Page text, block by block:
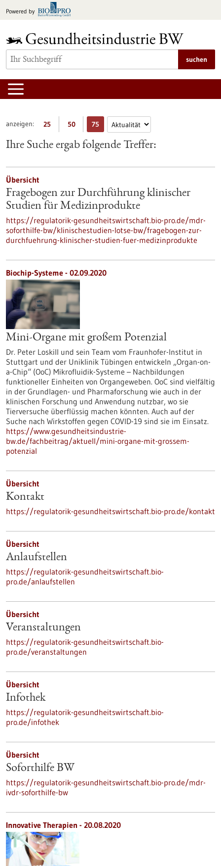
Inhalt
Powered by
suchen
anzeigen: 25 50 75
Ihre Suche ergab folgende Treffer:
Übersicht
Fragebogen zur Durchführung klinischer
Studien für Medizinprodukte
https://regulatorik-gesundheitswirtschaft.bio-pro.de/mdr-
soforthilfe-bw/klinischestudien-lotse-bw/fragebogen-zur-
durchfuehrung-klinischer-studien-fuer-medizinprodukte
Biochip-Systeme - 02.09.2020
Mini-Organe mit großem Potenzial
Dr. Peter Loskill und sein Team vom Fraunhofer-Institut in
Stuttgart und der Uniklinik Tübingen entwickeln „Organ-on-
a-Chip“ (OoC) Mikrofluidik-Systeme – Nachbildungen
funktioneller Einheiten von Organgeweben. OoC sind vielfältig
in der Grundlagen- und Pharmaforschung wie auch in der
klinischen Forschung und Anwendung nutzbar, wo sie
Tierversuche überflüssig machen könnten. Auch auf der
Suche nach Wirkstoffen gegen COVID-19 sind sie im Einsatz.
https://www.gesundheitsindustrie-
bw.de/fachbeitrag/aktuell/mini-organe-mit-grossem-
potenzial
Übersicht
Kontakt
https://regulatorik-gesundheitswirtschaft.bio-pro.de/kontakt
Übersicht
Anlaufstellen
https://regulatorik-gesundheitswirtschaft.bio-
pro.de/anlaufstellen
Übersicht
Veranstaltungen
https://regulatorik-gesundheitswirtschaft.bio-
pro.de/veranstaltungen
Übersicht
Infothek
https://regulatorik-gesundheitswirtschaft.bio-
pro.de/infothek
Übersicht
Soforthilfe BW
https://regulatorik-gesundheitswirtschaft.bio-pro.de/mdr-
ivdr-soforthilfe-bw
Innovative Therapien - 20.08.2020